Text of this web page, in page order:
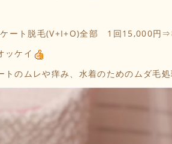
ート脱毛(V+I+O)全部 1回15,000円
ッケイ
トのムレや痒み、水着のためのムダ毛